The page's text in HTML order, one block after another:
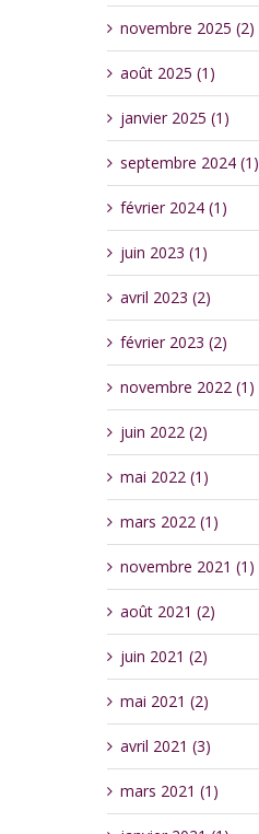
novembre 2025 (2)
août 2025 (1)
janvier 2025 (1)
septembre 2024 (1)
février 2024 (1)
juin 2023 (1)
avril 2023 (2)
février 2023 (2)
novembre 2022 (1)
juin 2022 (2)
mai 2022 (1)
mars 2022 (1)
novembre 2021 (1)
août 2021 (2)
juin 2021 (2)
mai 2021 (2)
avril 2021 (3)
mars 2021 (1)